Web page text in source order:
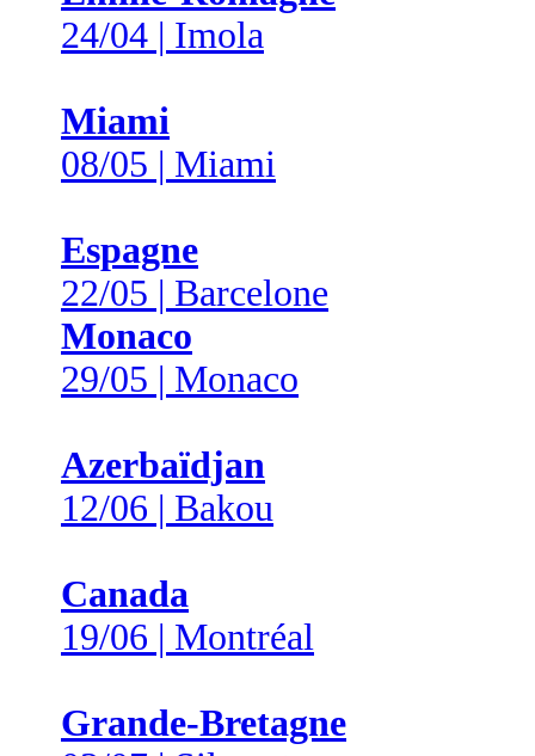
24/04 | Imola
Miami
08/05 | Miami
Espagne
22/05 | Barcelone
Monaco
29/05 | Monaco
Azerbaïdjan
12/06 | Bakou
Canada
19/06 | Montréal
Grande-Bretagne